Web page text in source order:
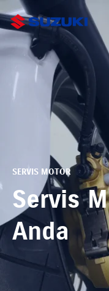
SERVIS MOTOR
Servis
Anda